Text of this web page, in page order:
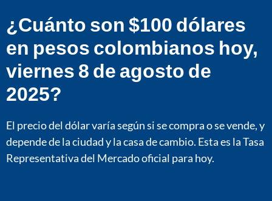
¿Cuánto son $100 dólares
en pesos colombianos hoy,
viernes 8 de agosto de
2025?
El precio del dólar varía según si se compra o se vende, y
depende de la ciudad y la casa de cambio. Esta es la Tasa
Representativa del Mercado oficial para hoy.